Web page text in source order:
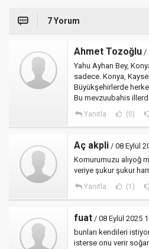
7 Yorum
Ahmet Tozoğlu /
Yahu Ayhan Bey,
sadece. Konya,
Büyükşehirlerde
Bu mevzuubahis
Yanıtla (0)
Aç akpli / 08 Eylül
Komurumuzu alıyoğ
veriye şukur şukur
Yanıtla (1)
fuat / 08 Eylül 2025
bunları kendileri
isterse onu verir